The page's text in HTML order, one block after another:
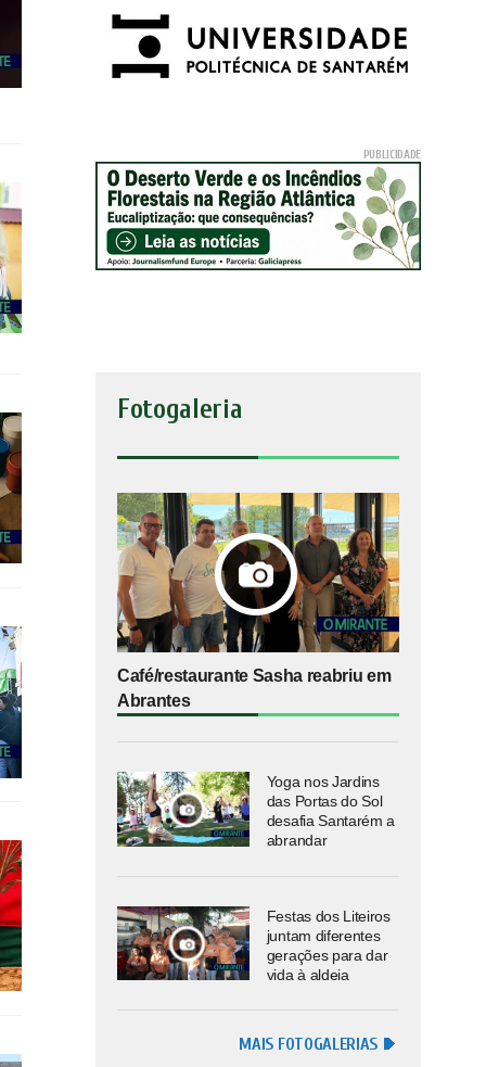
Fotogaleria
Café/restaurante Sasha reabriu em
Abrantes
Yoga nos Jardins
das Portas do Sol
desafia Santarém a
abrandar
Festas dos Liteiros
juntam diferentes
gerações para dar
vida à aldeia
MAIS FOTOGALERIAS